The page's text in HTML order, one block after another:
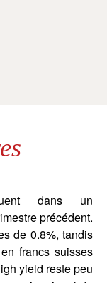
dans un
précédent.
de 0.8%, tandis
francs suisses
yield reste peu